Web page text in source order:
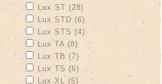
Apply Lux ST filter
Lux ST (28) Apply Lux ST filter
Apply Lux STD filter
Lux STD (6) Apply Lux STD filter
Apply Lux STS filter
Lux STS (4) Apply Lux STS filter
Apply Lux TA filter
Lux TA (8)
Apply Lux TB filter
Lux TB (7) Apply Lux TB filter
Apply Lux TS filter
Lux TS (6)
Apply Lux XL filter
Lux XL (5) Apply Lux XL filter